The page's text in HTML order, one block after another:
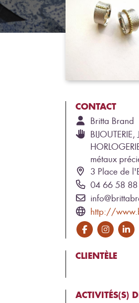
CONTACT
Britta Brand
BIJOUTERIE,
métaux
3 Place de
04 66 58
http://
CLIENTÈLE
ACTIVITÉS(S)